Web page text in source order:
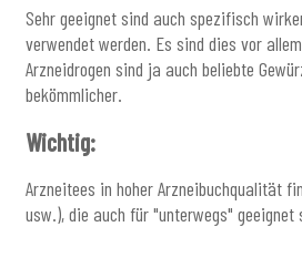
Sehr geeignet sind auch spezifisch
verwendet werden. Es sind dies vor allem
Arzneidrogen sind ja auch beliebte
bekömmlicher.
Wichtig:
Arzneitees in hoher Arzneibuchqualität
usw.), die auch für "unterwegs" geeignet